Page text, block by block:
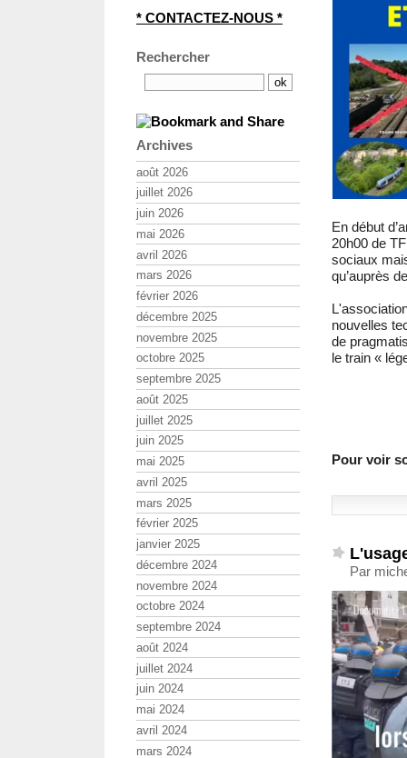
En début
20h00 de
sociaux
qu’auprès
nouvelles
de
le train «
Pour voir
Par
* CONTACTEZ-NOUS *
Rechercher
Archives
août 2026
juillet 2026
juin 2026
mai 2026
avril 2026
mars 2026
février 2026
décembre 2025
novembre 2025
octobre 2025
septembre 2025
août 2025
juillet 2025
juin 2025
mai 2025
avril 2025
mars 2025
février 2025
janvier 2025
décembre 2024
novembre 2024
octobre 2024
septembre 2024
août 2024
juillet 2024
juin 2024
mai 2024
avril 2024
mars 2024